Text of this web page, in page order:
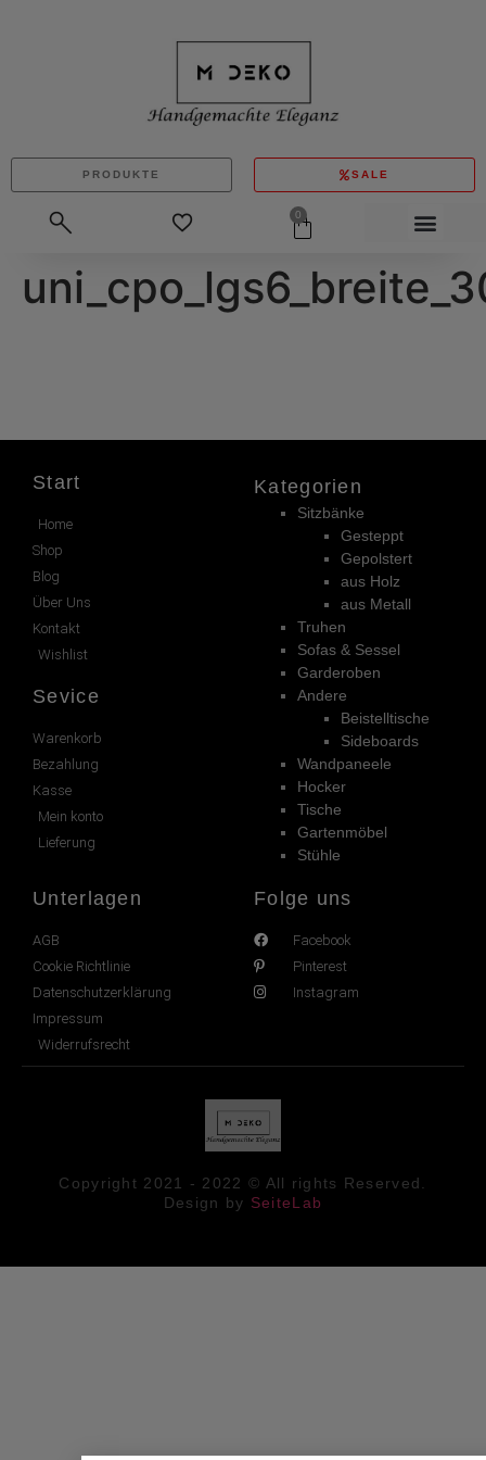
PRODUKTE SALE
0
Start
Home
Shop
Blog
Über Uns
Kontakt
Wishlist
Sevice
Warenkorb
Bezahlung
Kasse
Mein konto
Lieferung
Kategorien
Sitzbänke
Gesteppt
Gepolstert
aus Holz
aus Metall
Truhen
Sofas & Sessel
Garderoben
Andere
Beistelltische
Sideboards
Wandpaneele
Hocker
Tische
Gartenmöbel
Stühle
Unterlagen
AGB
Cookie Richtlinie
Datenschutzerklärung
Impressum
Widerrufsrecht
Folge uns
Facebook
Pinterest
Instagram
Copyright 2021 - 2022 © All rights Reserved.
Design by SeiteLab